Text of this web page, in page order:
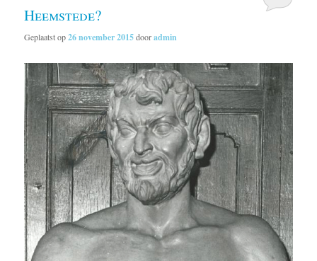
Heemstede?
Geplaatst op26 november 2015dooradmin